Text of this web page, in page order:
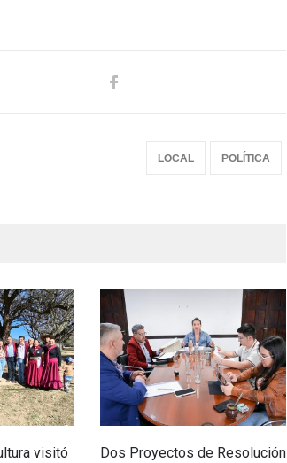
LOCAL POLÍTICA
visitó
Dos Proyectos de Resolución